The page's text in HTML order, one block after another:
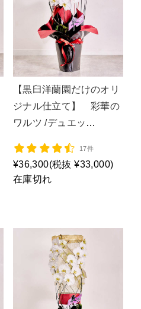
【黒臼洋蘭園だけのオリ
ジナル仕立て】 彩華の
ワルツ /デュエッ
17件
¥36,300(税抜 ¥33,000)
在庫切れ